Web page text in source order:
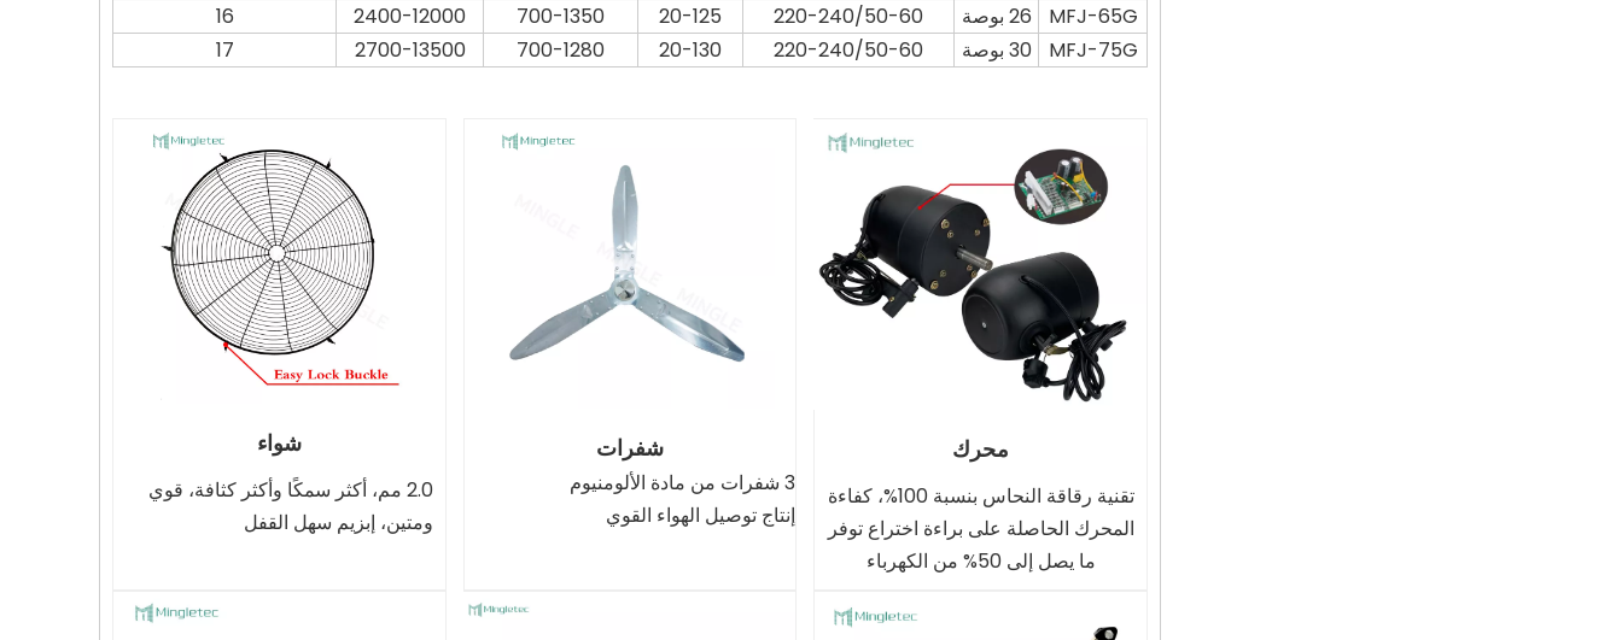
MFJ-65G
26 بوصة 220-240/50-60
20-125
700-1350
2400-12000
16
MFJ-75G
30 بوصة 220-240/50-60
20-130
700-1280
2700-13500
17
محرك
تقنية رقاقة النحاس بنسبة 100%، كفاءة
المحرك الحاصلة على براءة اختراع توفر
ما يصل إلى 50% من الكهرباء
شفرات
3 شفرات من مادة الألومنيوم
إنتاج توصيل الهواء القوي
شواء
2.0 مم، أكثر سمكًا وأكثر كثافة، قوي
ومتين، إبزيم سهل القفل